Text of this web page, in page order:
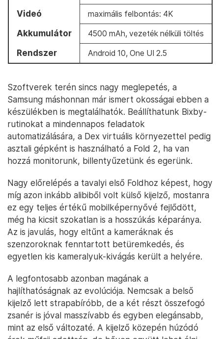
Videó maximális felbontás: 4K
Akkumulátor 4500 mAh, vezeték nélküli töltés
Rendszer Android 10, One UI 2.5
Szoftverek terén sincs nagy meglepetés, a
Samsung máshonnan már ismert okosságai ebben a
készülékben is megtalálhatók. Beállíthatunk Bixby-
rutinokat a mindennapos feladatok
automatizálására, a Dex virtuális környezettel pedig
asztali gépként is használható a Fold 2, ha van
hozzá monitorunk, billentyűzetünk és egerünk.
Nagy előrelépés a tavalyi első Foldhoz képest, hogy
míg azon inkább alibiből volt külső kijelző, mostanra
ez egy teljes értékű mobilképernyővé fejlődött,
még ha kicsit szokatlan is a hosszúkás képaránya.
Az is javulás, hogy eltűnt a kameráknak és
szenzoroknak fenntartott betüremkedés, és
egyetlen kis kameralyuk-kivágás került a helyére.
A legfontosabb azonban magának a
hajlíthatóságnak az evolúciója. Nemcsak a belső
kijelző lett strapabíróbb, de a két részt összefogó
zsanér is jóval masszívabb és egyben elegánsabb,
mint az első változaté. A kijelző közepén húzódó